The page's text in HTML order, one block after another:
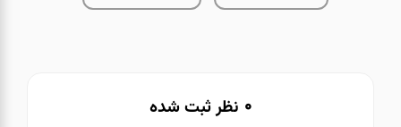
0 نظر ثبت شده